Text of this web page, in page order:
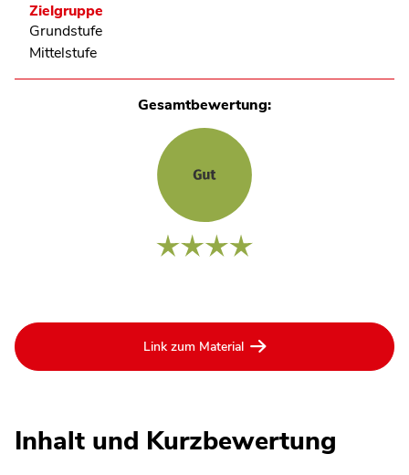
Zielgruppe
Grundstufe
Mittelstufe
Gesamtbewertung:
Link zum Material
Inhalt und Kurzbewertung